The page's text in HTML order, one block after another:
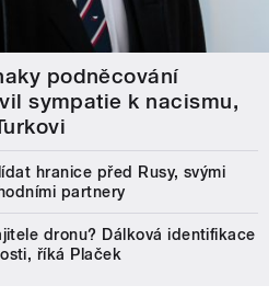
podněcování
sympatie k nacismu,
hranice před Rusy, svými
partnery
dronu? Dálková identifikace
říká Plaček